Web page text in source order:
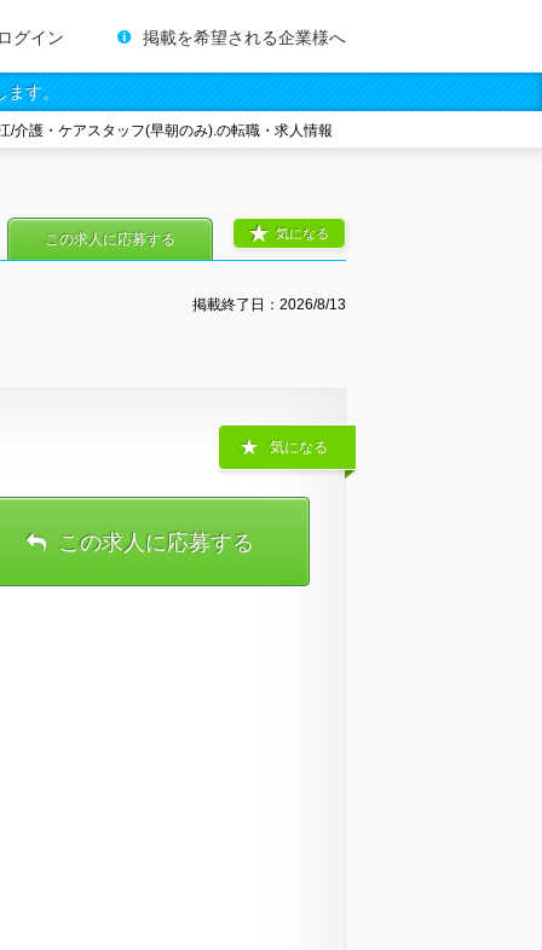
グイン 掲載を希望される企業様へ
す。
/介護・ケアスタッフ(早朝のみ).の転職・求人情報
掲載終了日： 2026/8/13
気になる
この求人に応募する
気になる
この求人に応募する